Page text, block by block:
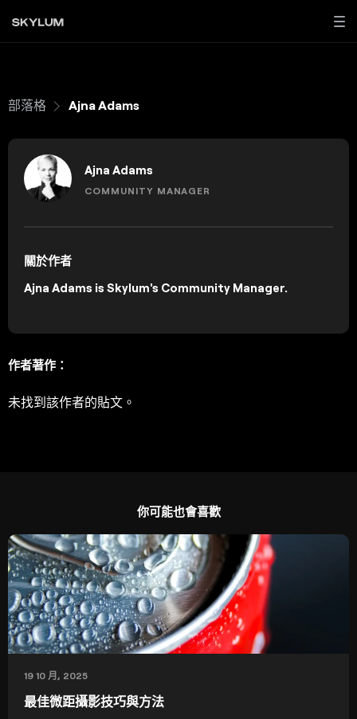
部落格 Ajna Adams
Ajna Adams
COMMUNITY MANAGER
關於作者
Ajna Adams is Skylum's Community Manager.
作者著作：
未找到該作者的貼文。
你可能也會喜歡
19 10 月, 2025
最佳微距攝影技巧與方法